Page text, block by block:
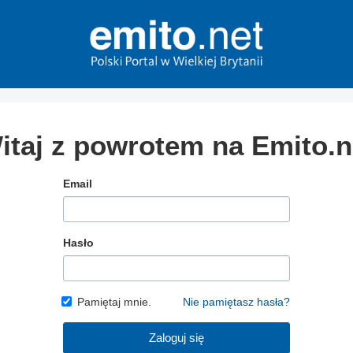
z powrotem na
Email
Hasło
Pamiętaj mnie. Nie pamiętasz hasła?
Zaloguj się